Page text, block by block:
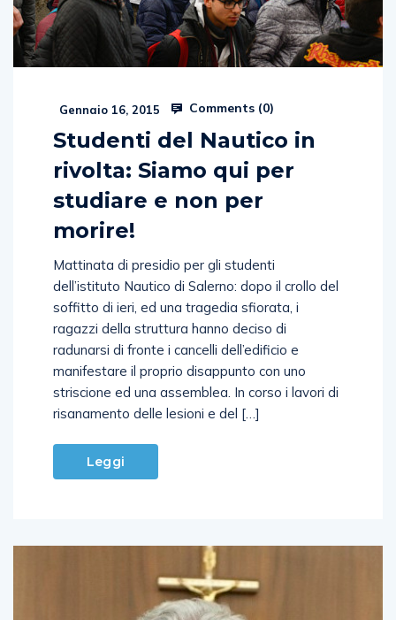
Gennaio 16, 2015 Comments (0)
Studenti del Nautico in
rivolta: Siamo qui per
studiare e non per
morire!
Mattinata di presidio per gli studenti
dell’istituto Nautico di Salerno: dopo il crollo del
soffitto di ieri, ed una tragedia sfiorata, i
ragazzi della struttura hanno deciso di
radunarsi di fronte i cancelli dell’edificio e
manifestare il proprio disappunto con uno
striscione ed una assemblea. In corso i lavori di
risanamento delle lesioni e del […]
Leggi